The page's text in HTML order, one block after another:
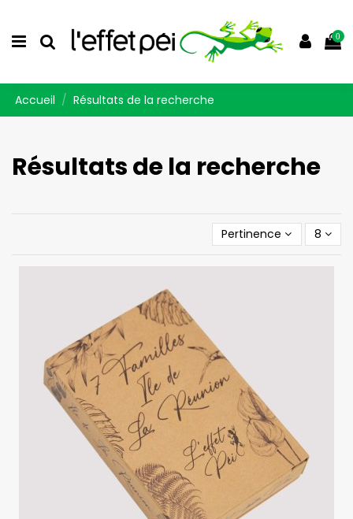
0
Accueil Résultats de la recherche
Résultats de la recherche
Pertinence 8